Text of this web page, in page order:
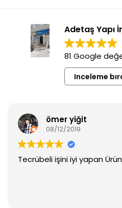
Adetaş Yapı
81 Google
Inceleme
ömer yiğit
08/12/2019
Tecrübeli işini iyi yapan